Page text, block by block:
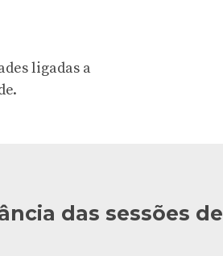
ligadas a
das sessões de